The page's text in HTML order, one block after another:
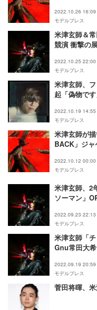
2022.10.26 16:09
モデルプレス
米津玄師＆
競演 衝撃の
2022.10.25 22:00
モデルプレス
米津玄師、
起「偽物です
2022.10.19 14:55
モデルプレス
米津玄師が
BACK」ジ
2022.10.12 00:00
モデルプレス
米津玄師、2
ソーマン」
2022.09.23 22:13
モデルプレス
米津玄師「
Gnu常田大
2022.09.19 20:59
モデルプレス
菅田将暉、